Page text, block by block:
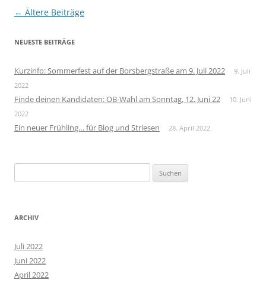
Beitragsnavigation
← Ältere Beiträge
NEUESTE BEITRÄGE
Kurzinfo: Sommerfest auf der Borsbergstraße am 9. Juli 2022
9. Juli
2022
Finde deinen Kandidaten: OB-Wahl am Sonntag, 12. Juni 22
10. Juni
2022
Ein neuer Frühling… für Blog und Striesen 28. April 2022
nach:
ARCHIV
Juli 2022
Juni 2022
April 2022